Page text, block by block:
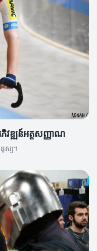
ភិវឌ្ឍន៍អត្តសញ្ញាណ
ស្ស។